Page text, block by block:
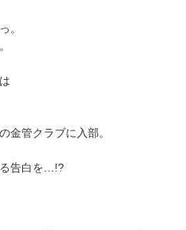
。
金管クラブに入部。
る告白を…!?